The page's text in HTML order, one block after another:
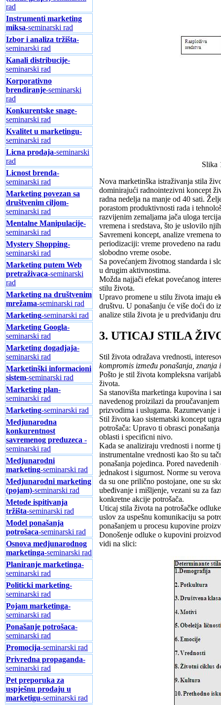
rad
Instrumenti marketing
miksa-seminarski rad
Izbor i analiza tržišta-
seminarski rad
Kanali distribucije-
seminarski rad
Korporativno
brendiranje-seminarski
rad
Konkurentske snage-
seminarski rad
Kvalitet u marketingu-
seminarski rad
Licna prodaja-seminarski
rad
Licnost brenda-
seminarski rad
Marketing povezan sa
društvenim ciljom-
seminarski rad
Mentalne Manipulacije-
seminarski rad
Mystery Shopping-
seminarski rad
Marketing putem Web
pretraživaca-seminarski
rad
Marketing na društvenim
mrežama-seminarski rad
Marketing-seminarski rad
Marketing Googla-
seminarski rad
Marketing dogadjaja-
seminarski rad
Marketinški informacioni
sistem-seminarski rad
Marketing plan-
seminarski rad
Marketing-seminarski rad
Medjunarodna
konkurentnost
savremenog preduzeca -
seminarski rad
Medjunarodni
marketing-seminarski rad
Medjunarodni marketing
(pojam)-seminarski rad
Metode ispitivanja
tržišta-seminarski rad
Model ponašanja
potrošaca-seminarski rad
Osnova medjunarodnog
marketinga-seminarski rad
Planiranje marketinga-
seminarski rad
Politicki marketing-
seminarski rad
Pojam marketinga-
seminarski rad
Ponašanje potrošaca-
seminarski rad
Promocija-seminarski rad
Privredna propaganda-
seminarski rad
Pet preporuka za
uspješnu prodaju u
marketigu-seminarski rad
Slika
Nova marketinška istraživanja stila
dominirajući radnointezivni koncept
radna nedelja na manje od 40 sati.
porastom produktivnosti rada i
razvijenim zemaljama jača uloga
vremena i sredstava, što je uslovilo
Savremeni koncept, analize vremena
periodizaciji: vreme provedeno na
slobodno vreme osobe.
Sa povećanjem životnog standarda i
u drugim aktivnostima.
Možda najjači efekat povećanog
stilu života.
Upravo promene u stilu života imaju
društvu. U ponašanju će više doći do
analize stila života je u predviđanju
3. UTICAJ STILA
Stil života odražava vrednosti,
kompromis između ponašanja,
Pošto je stil života kompleksna
života.
Sa stanovišta marketinga kupovina i
navedenog proizilazi da
prizvodima i uslugama. Razumevanje
Stil života kao sistematski koncept
potrošača: Upravo ti obrasci
oblasti i specificni nivo.
Kada se analiziraju vrednosti i norme
instrumentalne vrednosti kao što su
ponašanja pojedinca. Pored
jednakost i sigurnost. Norme su
da su one prilično postojane, one su
ubeđivanje i mišljenje, vezani su za
konkretne akcije potrošača.
Uticaj stila života na potrošačke
uslov za uspešnu komunikaciju sa
ponašanjem u procesu kupovine
Donošenje odluke o kupovini
vidi na slici: